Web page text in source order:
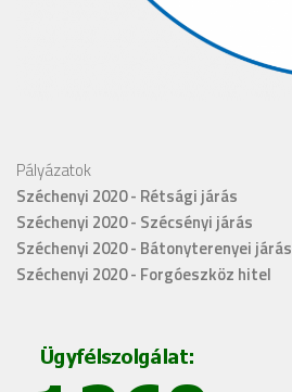
Pályázatok
Széchenyi 2020 - Rétsági járás
Széchenyi 2020 - Szécsényi járás
Széchenyi 2020 - Bátonyterenyei járás
Széchenyi 2020 - Forgóeszköz hitel